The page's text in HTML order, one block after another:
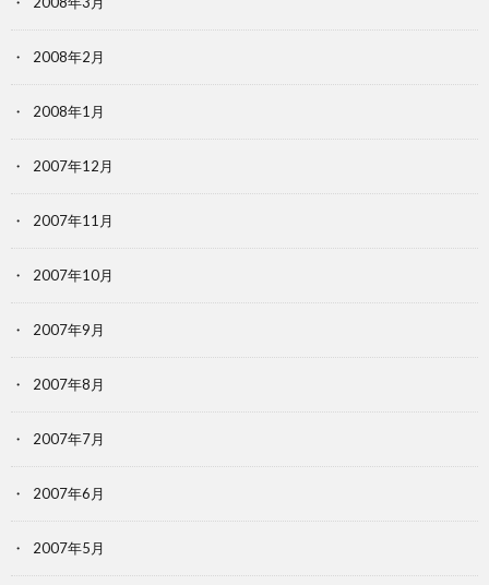
2008年2月
2008年1月
2007年12月
2007年11月
2007年10月
2007年9月
2007年8月
2007年7月
2007年6月
2007年5月